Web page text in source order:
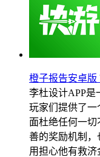
橙子报告安卓版
李杜设计APP是
玩家们提供了一
面杜绝任何一
善的奖励机制
用担心他有救